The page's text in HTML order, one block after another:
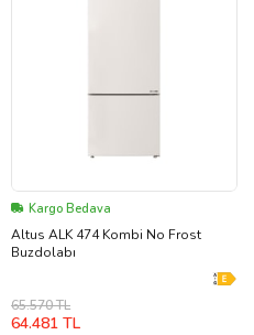
Kargo Bedava
Altus ALK 474 Kombi No Frost
Buzdolabı
65.570 TL
64.481 TL